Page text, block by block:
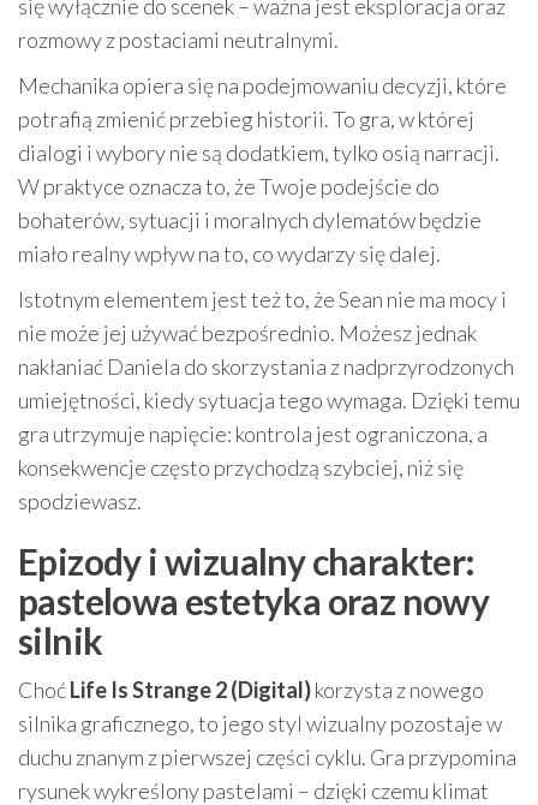
się wyłącznie do scenek – ważna jest eksploracja oraz
rozmowy z postaciami neutralnymi.
Mechanika opiera się na podejmowaniu decyzji, które
potrafią zmienić przebieg historii. To gra, w której
dialogi i wybory nie są dodatkiem, tylko osią narracji.
W praktyce oznacza to, że Twoje podejście do
bohaterów, sytuacji i moralnych dylematów będzie
miało realny wpływ na to, co wydarzy się dalej.
Istotnym elementem jest też to, że Sean nie ma mocy i
nie może jej używać bezpośrednio. Możesz jednak
nakłaniać Daniela do skorzystania z nadprzyrodzonych
umiejętności, kiedy sytuacja tego wymaga. Dzięki temu
gra utrzymuje napięcie: kontrola jest ograniczona, a
konsekwencje często przychodzą szybciej, niż się
spodziewasz.
Epizody i wizualny charakter:
pastelowa estetyka oraz nowy
silnik
ChoćLife Is Strange 2 (Digital)korzysta z nowego
silnika graficznego, to jego styl wizualny pozostaje w
duchu znanym z pierwszej części cyklu. Gra przypomina
rysunek wykreślony pastelami – dzięki czemu klimat